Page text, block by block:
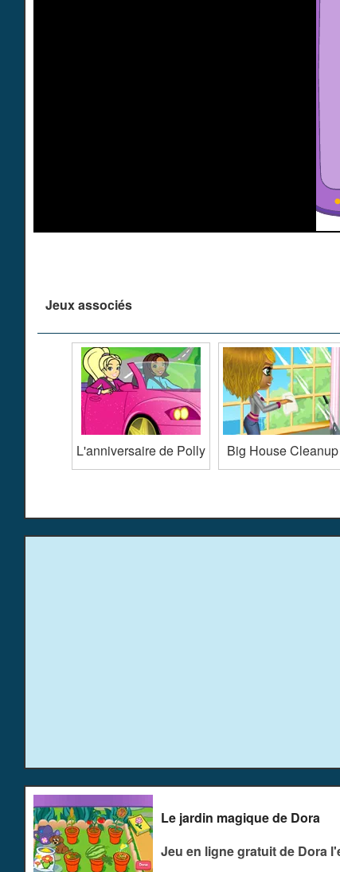
Jeux associés
L'anniversaire de Polly Big House Cleanup
Le jardin magique de Dora
Jeu en ligne gratuit de Dora